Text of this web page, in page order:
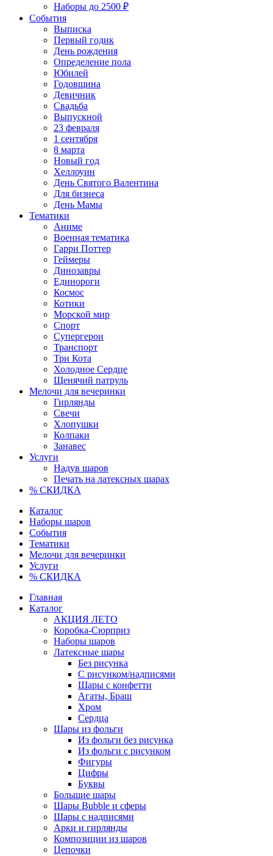
Наборы до 2500 ₽
События
Выписка
Первый годик
День рождения
Определение пола
Юбилей
Годовщина
Девичник
Свадьба
Выпускной
23 февраля
1 сентября
8 марта
Новый год
Хеллоуин
День Святого Валентина
Для бизнеса
День Мамы
Тематики
Аниме
Военная тематика
Гарри Поттер
Геймеры
Динозавры
Единороги
Космос
Котики
Морской мир
Спорт
Супергерои
Транспорт
Три Кота
Холодное Сердце
Щенячий патруль
Мелочи для вечеринки
Гирлянды
Свечи
Хлопушки
Колпаки
Занавес
Услуги
Надув шаров
Печать на латексных шарах
% СКИДКА
Каталог
Наборы шаров
События
Тематики
Мелочи для вечеринки
Услуги
% СКИДКА
Главная
Каталог
АКЦИЯ ЛЕТО
Коробка-Сюрприз
Наборы шаров
Латексные шары
Без рисунка
С рисунком/надписями
Шары с конфетти
Агаты, Браш
Хром
Сердца
Шары из фольги
Из фольги без рисунка
Из фольги с рисунком
Фигуры
Цифры
Буквы
Большие шары
Шары Bubble и сферы
Шары с надписями
Арки и гирлянды
Композиции из шаров
Цепочки